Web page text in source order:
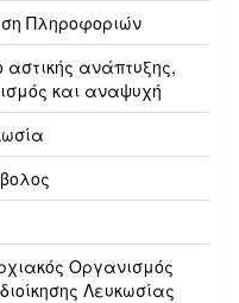
Πληροφοριών
αστικής ανάπτυξης,
και αναψυχή
Οργανισμός
Λευκωσίας